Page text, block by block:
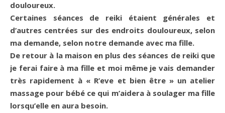
douloureux.
Certaines séances de reiki étaient générales et
d’autres centrées sur des endroits douloureux, selon
ma demande, selon notre demande avec ma fille.
De retour à la maison en plus des séances de reiki que
je ferai faire à ma fille et moi même je vais demander
très rapidement à « R’eve et bien être » un atelier
massage pour bébé ce qui m’aidera à soulager ma fille
lorsqu’elle en aura besoin.